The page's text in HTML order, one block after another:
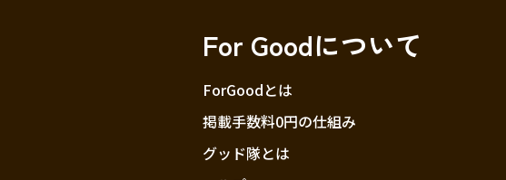
For Goodについて
ForGoodとは
掲載手数料0円の仕組み
グッド隊とは